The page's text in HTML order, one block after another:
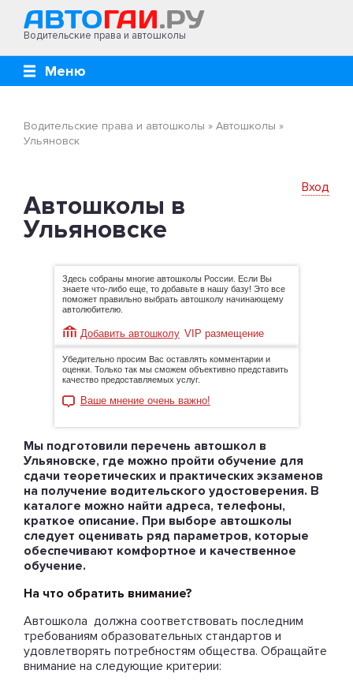
Водительские права и автошколы
Меню
Водительские права и автошколы » Автошколы »
Ульяновск
Вход
Автошколы в
Ульяновске
Здесь собраны многие автошколы России. Если Вы
знаете что-либо еще, то добавьте в нашу базу! Это все
поможет правильно выбрать автошколу начинающему
автолюбителю.
Добавить автошколу VIP размещение
Убедительно просим Вас оставлять комментарии и
оценки. Только так мы сможем объективно представить
качество предоставляемых услуг.
Ваше мнение очень важно!
Мы подготовили перечень автошкол в
Ульяновске, где можно пройти обучение для
сдачи теоретических и практических экзаменов
на получение водительского удостоверения. В
каталоге можно найти адреса, телефоны,
краткое описание. При выборе автошколы
следует оценивать ряд параметров, которые
обеспечивают комфортное и качественное
обучение.
На что обратить внимание?
Автошкола должна соответствовать последним
требованиям образовательных стандартов и
удовлетворять потребностям общества. Обращайте
внимание на следующие критерии: